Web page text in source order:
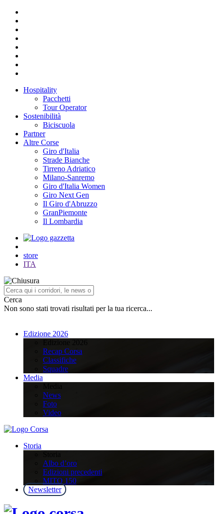
Hospitality
Pacchetti
Tour Operator
Sostenibilità
Biciscuola
Partner
Altre Corse
Giro d'Italia
Strade Bianche
Tirreno Adriatico
Milano-Sanremo
Giro d'Italia Women
Giro Next Gen
Il Giro d'Abruzzo
GranPiemonte
Il Lombardia
store
ITA
Cerca
Non sono stati trovati risultati per la tua ricerca...
Edizione 2026
Recap Corsa
Classifiche
Squadre
Media
News
Foto
Video
Storia
Albo d’oro
Edizioni precedenti
MITO 150
Newsletter